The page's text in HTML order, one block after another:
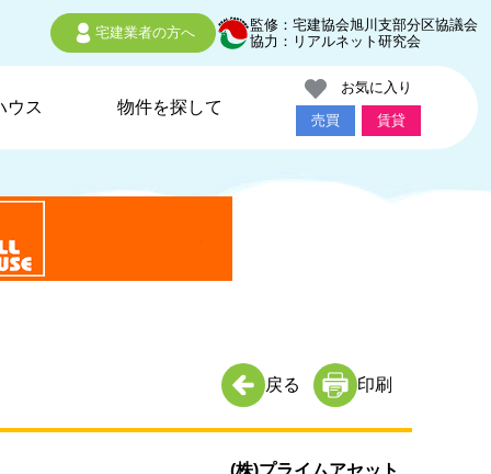
宅建業者の方へ
監修：宅建協会旭川支部分区協議会
協力：リアルネット研究会
ウス 物件を探して
お気に入り
売買
賃貸
戻る 印刷
(株)プライムアセット